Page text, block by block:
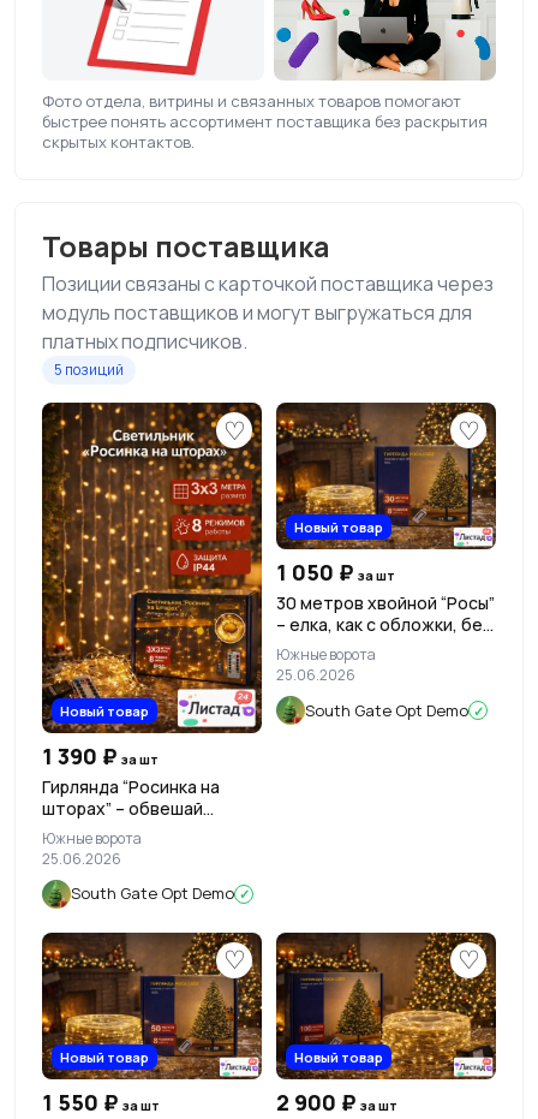
Фото отдела, витрины и связанных товаров помогают
быстрее понять ассортимент поставщика без раскрытия
скрытых контактов.
Товары поставщика
Позиции связаны с карточкой поставщика через
модуль поставщиков и могут выгружаться для
платных подписчиков.
5 позиций
♡
Новый товар
1 390 ₽ за шт
Гирлянда “Росинка на
шторах” – обвешай
огнями КАЖДОЕ окно, не
разоряясь ✨
Южные ворота
25.06.2026
South Gate Opt Demo ✓
♡
Новый товар
1 050 ₽ за шт
30 метров хвойной “Росы”
– елка, как с обложки, без
удара по кошельку 🌲✨
Южные ворота
25.06.2026
South Gate Opt Demo ✓
♡
Новый товар
1 550 ₽ за шт
♡
Новый товар
2 900 ₽ за шт